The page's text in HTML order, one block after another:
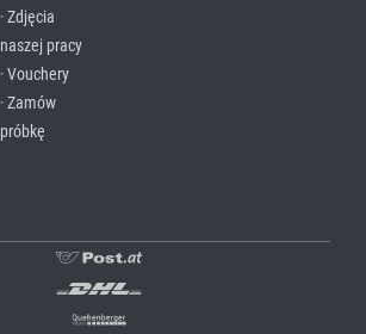
· Zdjęcia
naszej pracy
· Vouchery
· Zamów
próbkę